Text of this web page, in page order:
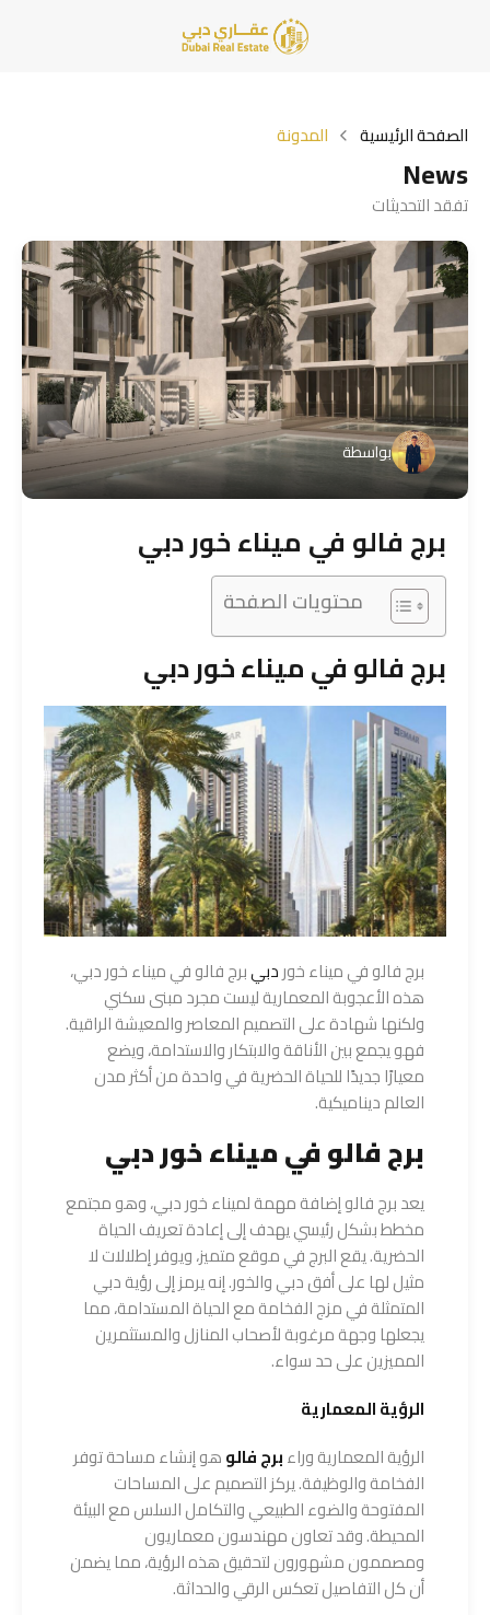
الصفحة الرئيسية المدونة
News
تفقد التحديثات
بواسطة
برج فالو في ميناء خور دبي
محتويات الصفحة
برج فالو في ميناء خور دبي
برج فالو في ميناء خوردبيبرج فالو في ميناء خور دبي،
هذه الأعجوبة المعمارية ليست مجرد مبنى سكني
ولكنها شهادة على التصميم المعاصر والمعيشة الراقية.
فهو يجمع بين الأناقة والابتكار والاستدامة، ويضع
معيارًا جديدًا للحياة الحضرية في واحدة من أكثر مدن
العالم ديناميكية.
برج فالو في ميناء خور دبي
يعد برج فالو إضافة مهمة لميناء خور دبي، وهو مجتمع
مخطط بشكل رئيسي يهدف إلى إعادة تعريف الحياة
الحضرية. يقع البرج في موقع متميز، ويوفر إطلالات لا
مثيل لها على أفق دبي والخور. إنه يرمز إلى رؤية دبي
المتمثلة في مزج الفخامة مع الحياة المستدامة، مما
يجعلها وجهة مرغوبة لأصحاب المنازل والمستثمرين
المميزين على حد سواء.
الرؤية المعمارية
الرؤية المعمارية وراءبرج فالوهو إنشاء مساحة توفر
الفخامة والوظيفة. يركز التصميم على المساحات
المفتوحة والضوء الطبيعي والتكامل السلس مع البيئة
المحيطة. وقد تعاون مهندسون معماريون
ومصممون مشهورون لتحقيق هذه الرؤية، مما يضمن
أن كل التفاصيل تعكس الرقي والحداثة.